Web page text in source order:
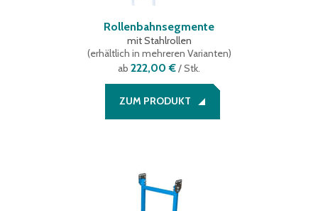
Rollenbahnsegmente
mit Stahlrollen
(erhältlich in mehreren Varianten)
ab 222,00 €/ Stk.
ZUM PRODUKT